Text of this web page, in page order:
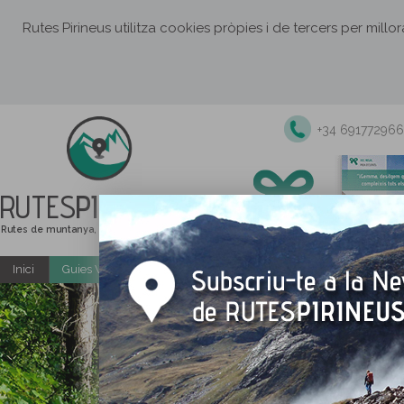
Rutes Pirineus utilitza cookies pròpies i de tercers per
RUTESPIRINEUS
Rutes de muntanya, senderisme i excursions
+34 691772966
Inici Guies Web i PDF gratuïtes Excursions i activitats